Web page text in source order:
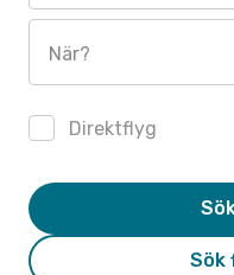
När?
Direktflyg
Sök